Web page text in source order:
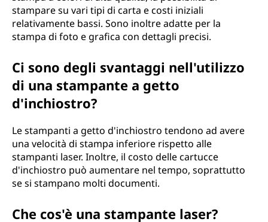
stampare su vari tipi di carta e costi iniziali
relativamente bassi. Sono inoltre adatte per la
stampa di foto e grafica con dettagli precisi.
Ci sono degli svantaggi nell'utilizzo
di una stampante a getto
d'inchiostro?
Le stampanti a getto d'inchiostro tendono ad avere
una velocità di stampa inferiore rispetto alle
stampanti laser. Inoltre, il costo delle cartucce
d'inchiostro può aumentare nel tempo, soprattutto
se si stampano molti documenti.
Che cos'è una stampante laser?